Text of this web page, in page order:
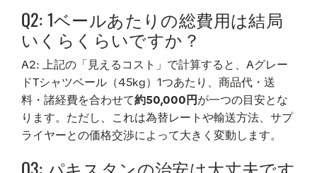
Q2: 1ベールあたりの総費用は結局
いくらくらいですか？
A2: 上記の「見えるコスト」で計算すると、Aグレー
ドTシャツベール（45kg）1つあたり、商品代・送
料・諸経費を合わせて約50,000円が一つの目安とな
ります。ただし、これは為替レートや輸送方法、サプ
ライヤーとの価格交渉によって大きく変動します。
Q3: パキスタンの治安は大丈夫です